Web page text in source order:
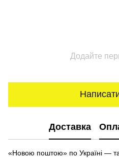
Додайте
Доставка
«Новою поштою» по Україні —